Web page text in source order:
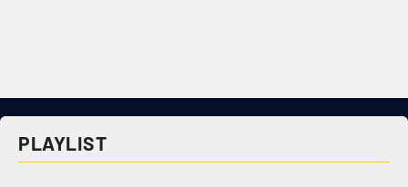
PLAYLIST